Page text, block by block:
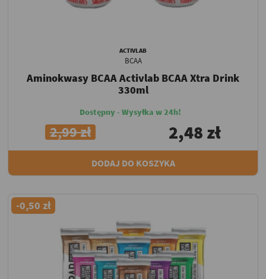
ACTIVLAB
BCAA
Aminokwasy BCAA Activlab BCAA Xtra Drink
330ml
Dostępny - Wysyłka w 24h!
2,99 zł 2,48 zł
DODAJ DO KOSZYKA
-0,50 zł